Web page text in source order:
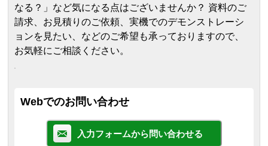
なる？」など気になる点はございませんか？ 資料のご
請求、お見積りのご依頼、実機でのデモンストレーシ
ョンを見たい、などのご希望も承っておりますので、
お気軽にご相談ください。
Webでのお問い合わせ
入力フォームから問い合わせる